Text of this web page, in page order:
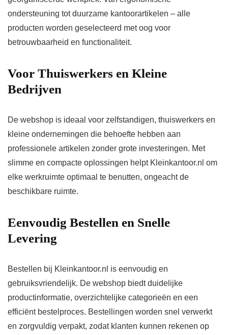
ondersteuning tot duurzame kantoorartikelen – alle
producten worden geselecteerd met oog voor
betrouwbaarheid en functionaliteit.
Voor Thuiswerkers en Kleine
Bedrijven
De webshop is ideaal voor zelfstandigen, thuiswerkers en
kleine ondernemingen die behoefte hebben aan
professionele artikelen zonder grote investeringen. Met
slimme en compacte oplossingen helpt Kleinkantoor.nl om
elke werkruimte optimaal te benutten, ongeacht de
beschikbare ruimte.
Eenvoudig Bestellen en Snelle
Levering
Bestellen bij Kleinkantoor.nl is eenvoudig en
gebruiksvriendelijk. De webshop biedt duidelijke
productinformatie, overzichtelijke categorieën en een
efficiënt bestelproces. Bestellingen worden snel verwerkt
en zorgvuldig verpakt, zodat klanten kunnen rekenen op